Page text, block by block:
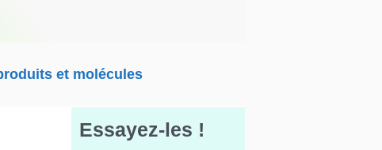
et molécules
Essayez-les !